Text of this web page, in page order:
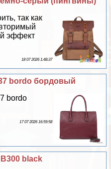
так как
эффект
18 07 2026 1:48:37
bordo бордовый
bordo
17 07 2026 16:59:58
black